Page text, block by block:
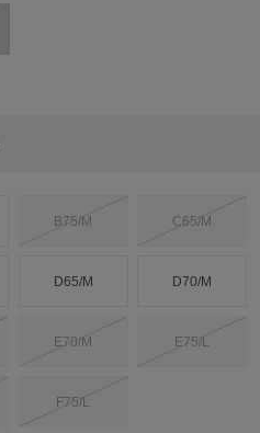
B75/M C65/M
D65/M D70/M
E70/M E75/L
F75/L